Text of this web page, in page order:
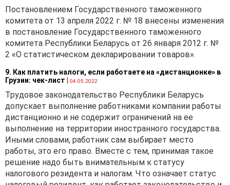
методов оценки, в том
числе сравнительного
метода, основанного на
сравнении и учете отличий
объекта оценки и
аналогичных объектов,
сходных с объектом
экономическим,
техническим,
технологическим и иным
характеристикам.
Исходя из подходов,
изложенных в главе 11 НК,
данный метод оценки
является наиболее
Постановлением Государственного таможенного
комитета от 13 апреля 2022 г. № 18 внесены изменения
в постановление Государственного таможенного
комитета Республики Беларусь от 26 января 2012 г. №
2 «О статистическом декларировании товаров».
9. Как платить налоги, если работаете на «дистанционке» в
Грузии: чек-лист
04.05.2022
Трудовое законодательство Республики Беларусь
допускает выполнение работниками компании работы
дистанционно и не содержит ограничений на ее
выполнение на территории иностранного государства.
Иными словами, работник сам выбирает место
работы, это его право. Вместе с тем, принимая такое
решение надо быть внимательным к статусу
налогового резидента и налогам. Что означает статус